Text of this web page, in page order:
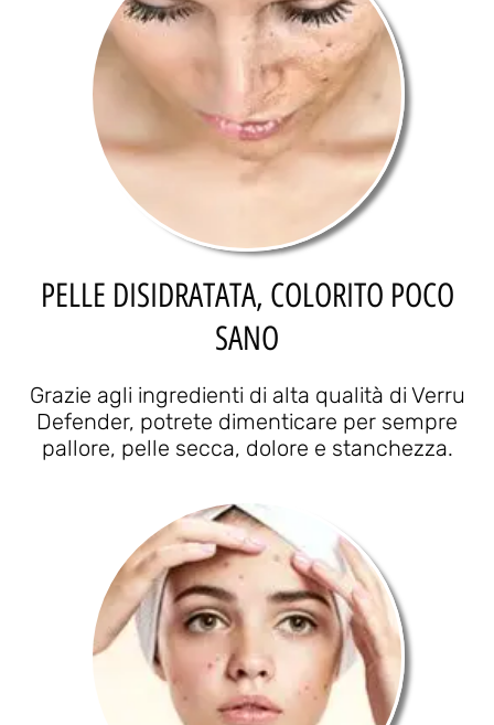
PELLE DISIDRATATA, COLORITO POCO
SANO
Grazie agli ingredienti di alta qualità di Verru
Defender, potrete dimenticare per sempre
pallore, pelle secca, dolore e stanchezza.